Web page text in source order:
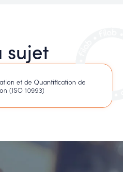
sujet
et de Quantification de
(ISO 10993)